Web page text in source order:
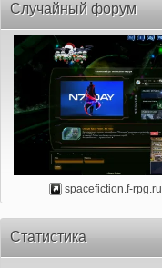
Случайный форум
spacefiction.f-rpg.ru
Статистика